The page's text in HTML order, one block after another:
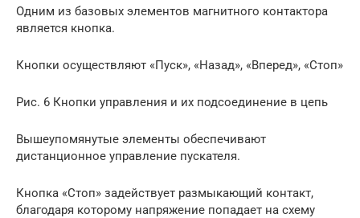
Одним из базовых элементов магнитного контактора
является кнопка.
Кнопки осуществляют «Пуск», «Назад», «Вперед», «Стоп»
Рис. 6 Кнопки управления и их подсоединение в цепь
Вышеупомянутые элементы обеспечивают
дистанционное управление пускателя.
Кнопка «Стоп» задействует размыкающий контакт,
благодаря которому напряжение попадает на схему